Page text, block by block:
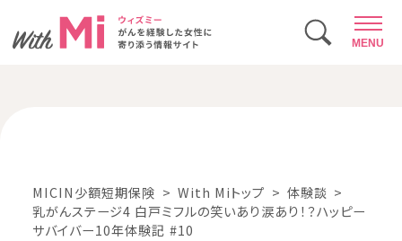
MENU
MICIN少額短期保険 With Miトップ
体験談
乳がんステージ4 白戸ミフルの笑いあり涙あり！？ハッピー
サバイバー10年体験記 #10